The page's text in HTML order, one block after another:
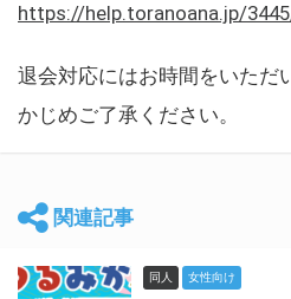
https://help.toranoana.jp/
退会対応にはお時間をいただ
かじめご了承ください。
関連記事
同人 女性向け